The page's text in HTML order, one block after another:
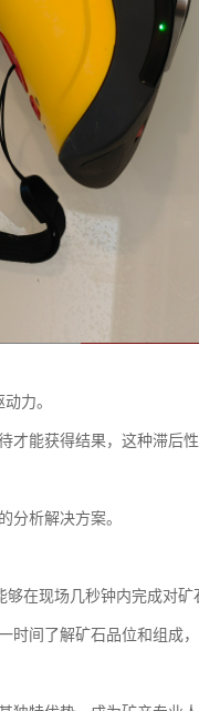
力。
才能获得结果，这种滞后
分析解决方案。
在现场几秒钟内完成对矿
时间了解矿石品位和组成